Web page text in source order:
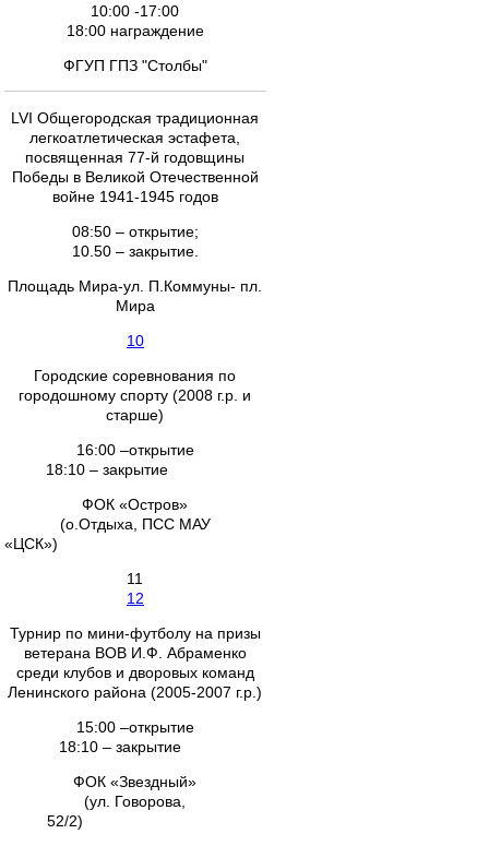
10:00 -17:00
18:00 награждение
ФГУП ГПЗ "Столбы"
LVI Общегородская традиционная
легкоатлетическая эстафета,
посвященная 77-й годовщины
Победы в Великой Отечественной
войне 1941-1945 годов
08:50 – открытие;
10.50 – закрытие.
Площадь Мира-ул. П.Коммуны- пл.
Мира
10
Городские соревнования по
городошному спорту (2008 г.р. и
старше)
16:00 –открытие
18:10 – закрытие
ФОК «Остров»
(о.Отдыха, ПСС МАУ
«ЦСК»)
11
12
Турнир по мини-футболу на призы
ветерана ВОВ И.Ф. Абраменко
среди клубов и дворовых команд
Ленинского района (2005-2007 г.р.)
15:00 –открытие
18:10 – закрытие
ФОК «Звездный»
(ул. Говорова,
52/2)